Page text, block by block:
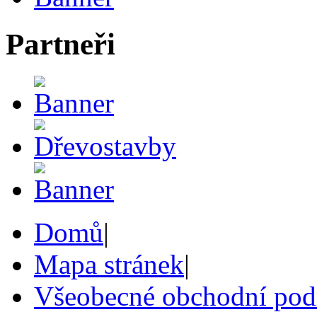
Partneři
Domů|
Mapa stránek|
Všeobecné obchodní